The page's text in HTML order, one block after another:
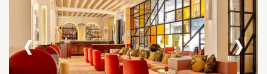
‹ ›